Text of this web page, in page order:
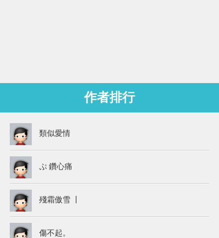
作者排行
類似愛情
ぷ 鑽心痛
殘霜傲雪 丨
傷不起。